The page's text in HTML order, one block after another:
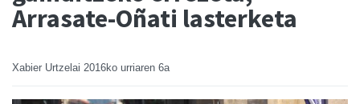
Arrasate-Oñati lasterketa
Xabier Urtzelai 2016ko urriaren 6a